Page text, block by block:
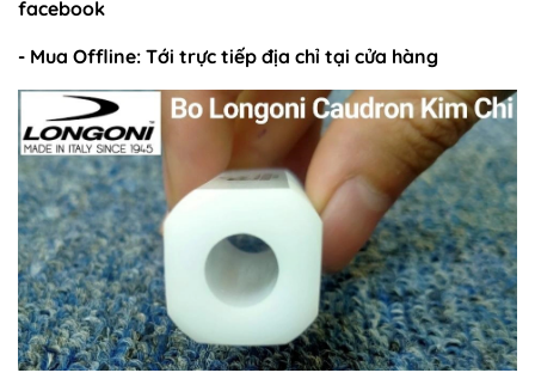
facebook
- Mua Offline: Tới trực tiếp địa chỉ tại cửa hàng